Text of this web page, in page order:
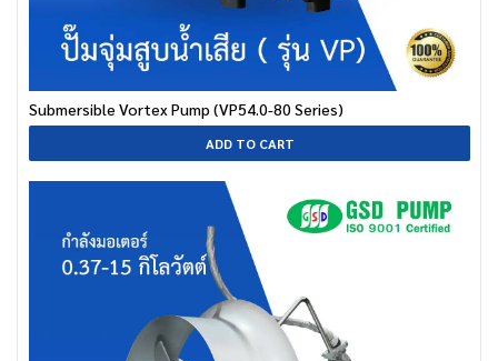
Submersible Vortex Pump (VP54.0-80 Series)
ADD TO CART